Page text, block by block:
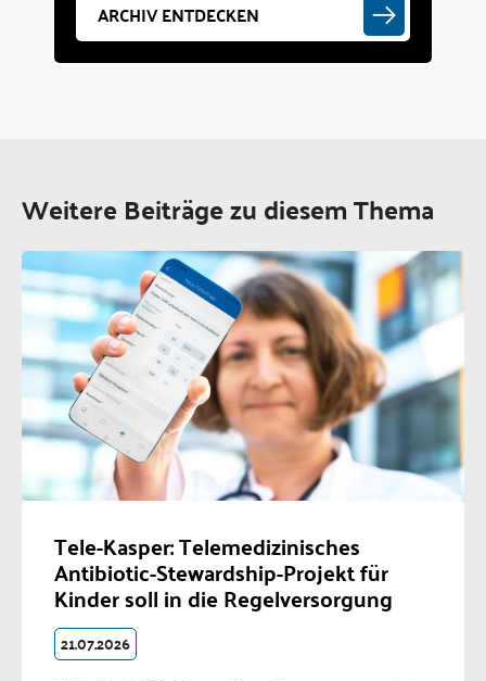
ARCHIV ENTDECKEN
Weitere Beiträge zu diesem Thema
Tele-Kasper: Telemedizinisches
Antibiotic-Stewardship-Projekt für
Kinder soll in die Regelversorgung
21.07.2026